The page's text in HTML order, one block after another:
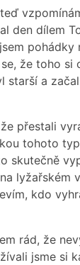
den dílem
pohádky
že toho si
starší a
přestali
tohoto
skutečně
lyžařském
kdo
rád, že
jsme si